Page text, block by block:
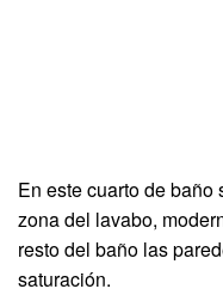
En este cuarto de
zona del lavabo,
resto del baño las
saturación.